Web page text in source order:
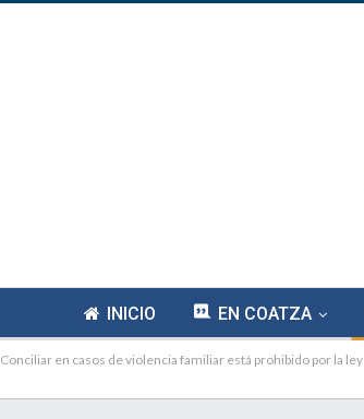
INICIO EN COATZA
Conciliar en casos de violencia familiar está prohibido por la ley